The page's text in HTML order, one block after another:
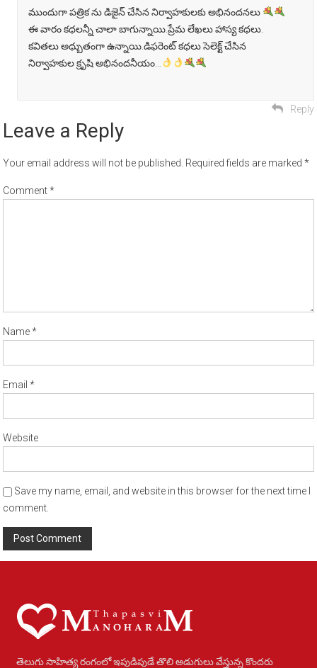
ముందుగా పత్రిక ను డిజైన్ చేసిన నిర్వాహకులకు అభినందనలు
ఈ వారం కధలన్నీ చాలా బాగున్నాయి.ప్రేమ లేఖలు హాస్య కధలు.
కవితలు అధ్బుతంగా ఉన్నాయి.డిఫరెంట్ కధలు సెలెక్ట్ చేసిన
నిర్వాహకుల క్రృషి అభినందనీయం…
Reply
Leave a Reply
Your email address will not be published. Required fields are marked*
Comment*
Name*
Email*
Website
Save my name, email, and website in this browser for the next time I
comment.
తెలుగు సాహిత్య రంగంలో ఇపుడిపుడే తొలి అడుగులు వేస్తున్న కొందరు